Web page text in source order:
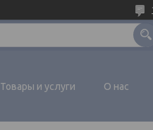
Товары и услуги О нас